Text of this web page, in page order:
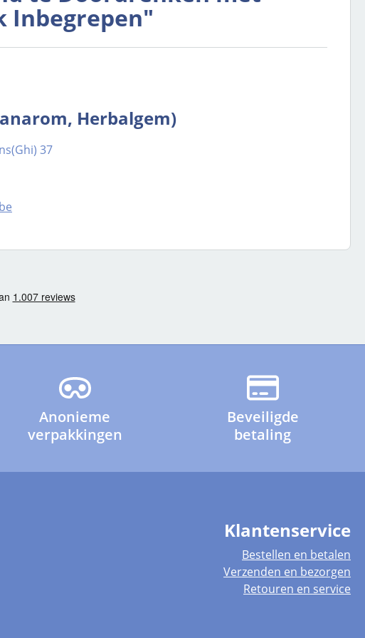
Inbegrepen"
Herbalgem)
37
Anonieme
verpakkingen
Beveiligde
betaling
Klantenservice
Bestellen en betalen
Verzenden en bezorgen
Retouren en service